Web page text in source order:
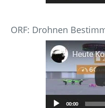
ORF: Drohnen